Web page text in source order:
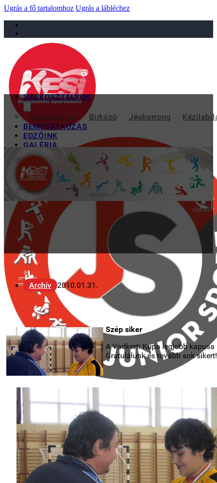
Ugrás a fő tartalomhoz Ugrás a lábléchez
sportiskola@juniorsportkft.hu
SZAKOSZTÁLYOK
Asztalitenisz Birkózó Jégkorrong
BEMUTATKOZÁS
EDZŐINK
GALÉRIA
TAO
KAPCSOLAT
Archív 2010.01.31.
Szép siker
A Vadkerti Kupa legjobb
Gratulálunk és tovább sok sikert!